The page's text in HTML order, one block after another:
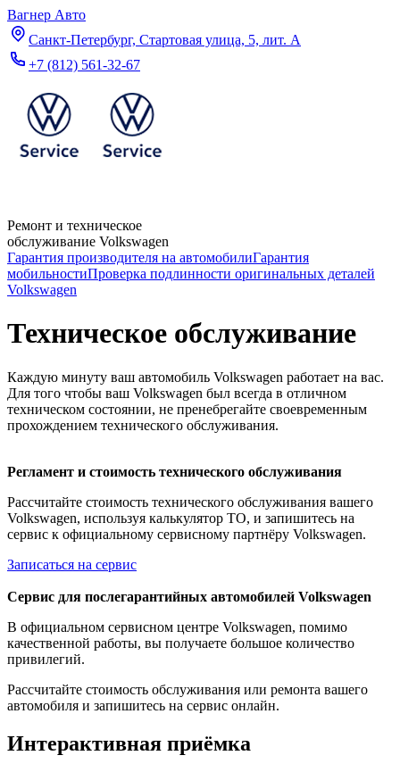
Вагнер Авто
Санкт-Петербург, Стартовая улица, 5, лит. А
+7 (812) 561-32-67
Ремонт и техническое
обслуживание Volkswagen
Гарантия производителя на автомобилиГарантия
мобильностиПроверка подлинности оригинальных деталей
Volkswagen
Техническое обслуживание
Каждую минуту ваш автомобиль Volkswagen работает на вас.
Для того чтобы ваш Volkswagen был всегда в отличном
техническом состоянии, не пренебрегайте своевременным
прохождением технического обслуживания.
Регламент и стоимость технического обслуживания
Рассчитайте стоимость технического обслуживания вашего
Volkswagen, используя калькулятор ТО, и запишитесь на
сервис к официальному сервисному партнёру Volkswagen.
Записаться на сервис
Сервис для послегарантийных автомобилей Volkswagen
В официальном сервисном центре Volkswagen, помимо
качественной работы, вы получаете большое количество
привилегий.
Рассчитайте стоимость обслуживания или ремонта вашего
автомобиля и запишитесь на сервис онлайн.
Интерактивная приёмка